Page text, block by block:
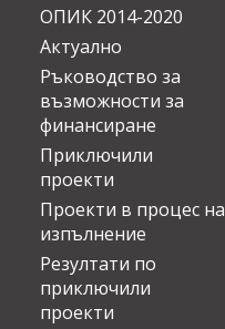
ОПИК 2014-2020
Актуално
Ръководство за
възможности за
финансиране
Приключили
проекти
Проекти в процес на
изпълнение
Резултати по
приключили
проекти